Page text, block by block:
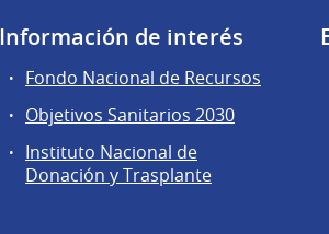
Información de interés
Fondo Nacional de Recursos
Objetivos Sanitarios 2030
Instituto Nacional de
Donación y Trasplante